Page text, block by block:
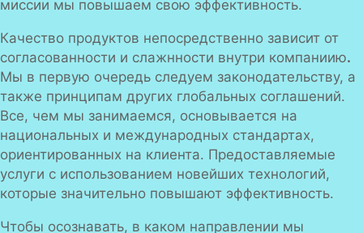
миссии мы повышаем свою эффективность.
Качество продуктов непосредственно зависит от
согласованности и слажнности внутри компаниию.
Мы в первую очередь следуем законодательству, а
также принципам других глобальных соглашений.
Все, чем мы занимаемся, основывается на
национальных и международных стандартах,
ориентированных на клиента. Предоставляемые
услуги с использованием новейших технологий,
которые значительно повышают эффективность.
Чтобы осознавать, в каком направлении мы